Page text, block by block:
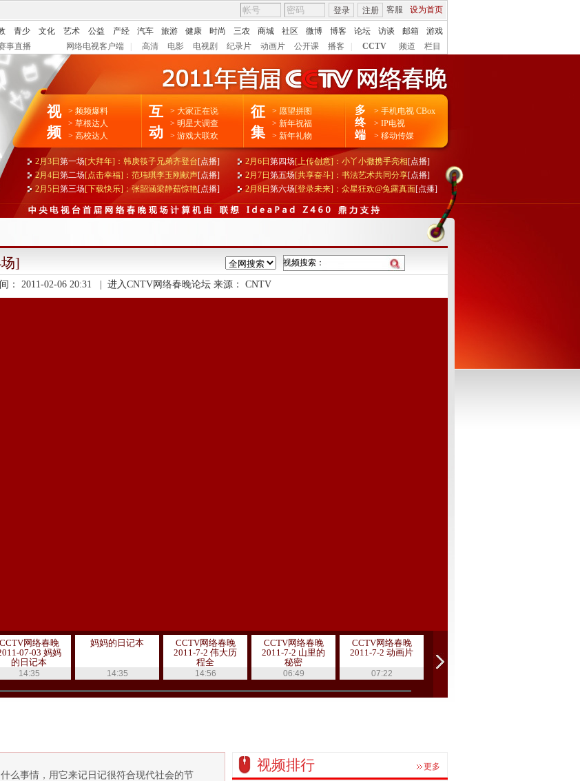
客服 设为首页
登录 注册
青少 文化 艺术 公益 产经 汽车 旅游 健康 时尚 三农 商城 社区 微博 博客 论坛 访谈 邮箱
游戏
事直播 网络电视客户端 高清 电影 电视剧 纪录片 动画片 公开课 播客 CCTV 频道 栏目
视
频
> 频频爆料
> 草根达人
> 高校达人
互
动
> 大家正在说
> 明星大调查
> 游戏大联欢
征
集
> 愿望拼图
> 新年祝福
> 新年礼物
多
终
端
> 手机电视 CBox
> IP电视
> 移动传媒
2月3日 第一场[大拜年]：韩庚筷子兄弟齐登台[点播] 2月6日 第四场[上传创意]：小丫小撒携手亮相[点播]
2月4日 第二场[点击幸福]：范玮琪李玉刚献声[点播] 2月7日 第五场[共享奋斗]：书法艺术共同分享[点播]
2月5日 第三场[下载快乐]：张韶涵梁静茹惊艳[点播] 2月8日 第六场[登录未来]：众星狂欢@兔露真面[点播]
]
： 2011-02-06 20:31 进入CNTV网络春晚论坛来源： CNTV
CCTV网络春晚
07-03 妈妈
的日记本
14:35
妈妈的日记本
14:35
CCTV网络春晚
2011-7-2 伟大历
程全
14:56
CCTV网络春晚
2011-7-2 山里的
秘密
06:49
CCTV网络春晚
2011-7-2 动画片
07:22
么事情，用它来记日记很符合现代社会的节
视频排行 更多